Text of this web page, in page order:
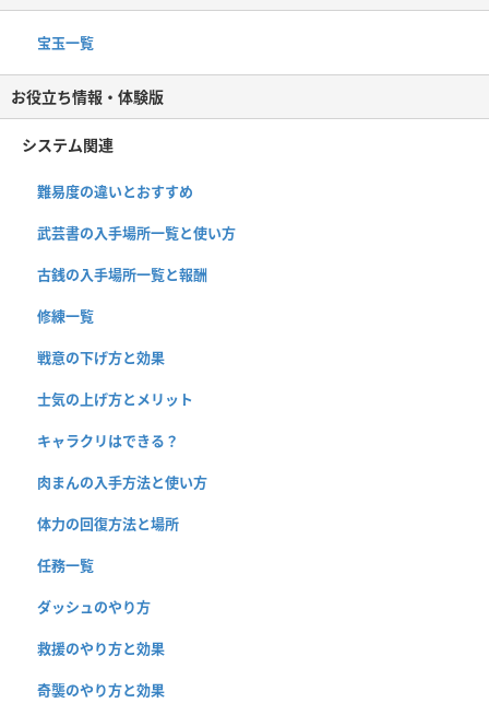
宝玉一覧
お役立ち情報・体験版
システム関連
難易度の違いとおすすめ
武芸書の入手場所一覧と使い方
古銭の入手場所一覧と報酬
修練一覧
戦意の下げ方と効果
士気の上げ方とメリット
キャラクリはできる？
肉まんの入手方法と使い方
体力の回復方法と場所
任務一覧
ダッシュのやり方
救援のやり方と効果
奇襲のやり方と効果